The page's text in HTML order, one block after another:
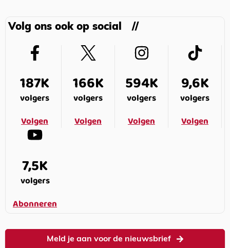
Volg ons ook op social
187K
volgers
Volgen
166K
volgers
Volgen
594K
volgers
Volgen
9,6K
volgers
Volgen
7,5K
volgers
Abonneren
Meld je aan voor de nieuwsbrief